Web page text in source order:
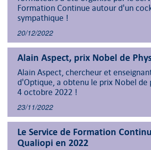
Formation Continue autour d'un
sympathique !
20/12/2022
Alain Aspect, prix Nobel de
Alain Aspect, chercheur et
d'Optique, a obtenu le prix Nobel de
4 octobre 2022 !
23/11/2022
Le Service de Formation
Qualiopi en 2022